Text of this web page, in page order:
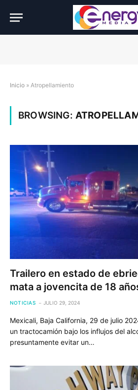
Inicio » Atropellamiento
BROWSING:
Trailero en estado de
mata a jovencita de 18
NOTICIAS JULIO 29, 2024
Mexicali, Baja California, 29 de julio
un tractocamión bajo los influjos del
presuntamente evitar un…